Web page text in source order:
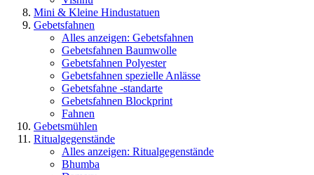
Mini & Kleine Hindustatuen
Gebetsfahnen
Alles anzeigen: Gebetsfahnen
Gebetsfahnen Baumwolle
Gebetsfahnen Polyester
Gebetsfahnen spezielle Anlässe
Gebetsfahne -standarte
Gebetsfahnen Blockprint
Fahnen
Gebetsmühlen
Ritualgegenstände
Alles anzeigen: Ritualgegenstände
Bhumba